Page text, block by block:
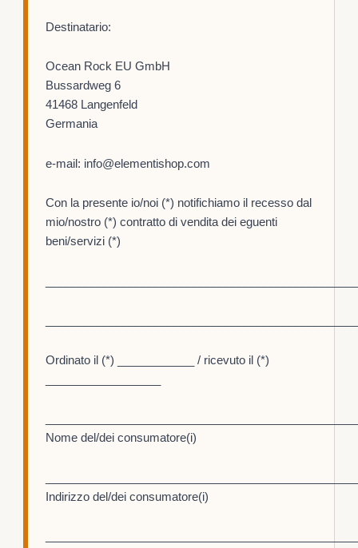
Destinatario:
Ocean Rock EU GmbH
Bussardweg 6
41468 Langenfeld
Germania
e-mail: info@elementishop.com
Con la presente io/noi (*) notifichiamo il recesso dal
mio/nostro (*) contratto di vendita dei eguenti
beni/servizi (*)
Ordinato il (*) ____________ / ricevuto il (*)
Nome del/dei consumatore(i)
Indirizzo del/dei consumatore(i)